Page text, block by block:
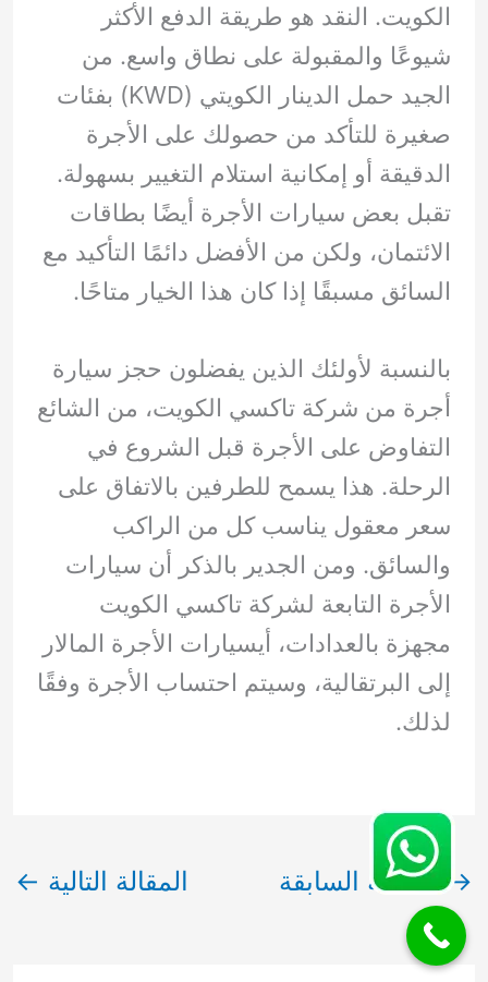
الكويت. النقد هو طريقة الدفع الأكثر
شيوعًا والمقبولة على نطاق واسع. من
الجيد حمل الدينار الكويتي (KWD) بفئات
صغيرة للتأكد من حصولك على الأجرة
الدقيقة أو إمكانية استلام التغيير بسهولة.
تقبل بعض سيارات الأجرة أيضًا بطاقات
الائتمان، ولكن من الأفضل دائمًا التأكيد مع
السائق مسبقًا إذا كان هذا الخيار متاحًا.
بالنسبة لأولئك الذين يفضلون حجز سيارة
أجرة من شركة تاكسي الكويت، من الشائع
التفاوض على الأجرة قبل الشروع في
الرحلة. هذا يسمح للطرفين بالاتفاق على
سعر معقول يناسب كل من الراكب
والسائق. ومن الجدير بالذكر أن سيارات
الأجرة التابعة لشركة تاكسي الكويت
مجهزة بالعدادات، أيسيارات الأجرة المالار
إلى البرتقالية، وسيتم احتساب الأجرة وفقًا
لذلك.
→المقالة السابقة المقالة التالية ←